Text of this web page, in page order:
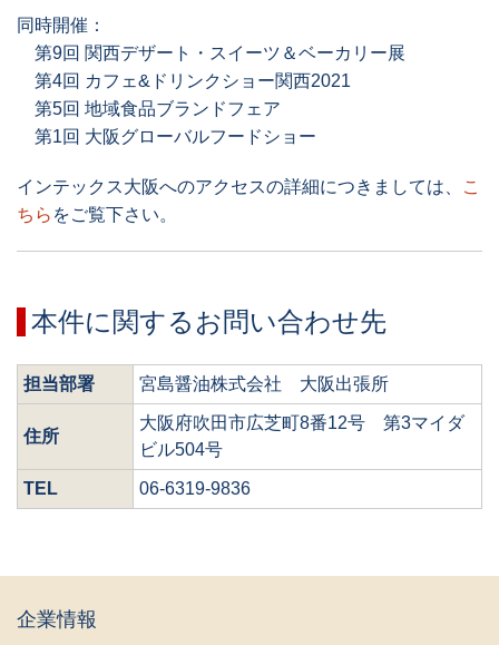
同時開催：
第9回 関西デザート・スイーツ＆ベーカリー展
第4回 カフェ&ドリンクショー関西2021
第5回 地域食品ブランドフェア
第1回 大阪グローバルフードショー
インテックス大阪へのアクセスの詳細につきましては、
こ
ちら をご覧下さい。
本件に関するお問い合わせ先
担当部署 宮島醤油株式会社 大阪出張所
住所
大阪府吹田市広芝町8番12号 第3マイダ
ビル504号
TEL 06-6319-9836
企業情報